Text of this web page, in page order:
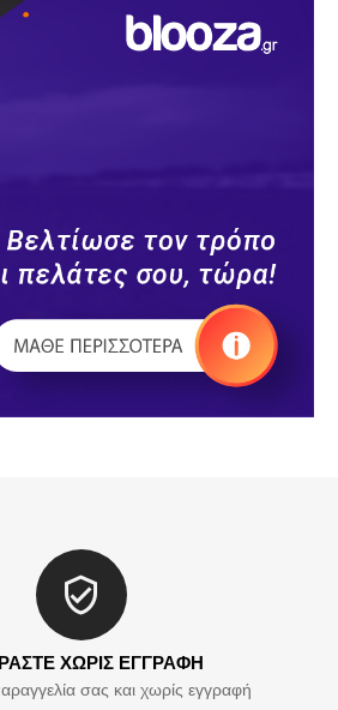
ΧΩΡΙΣ ΕΓΓΡΑΦΗ
σας και χωρίς εγγραφή